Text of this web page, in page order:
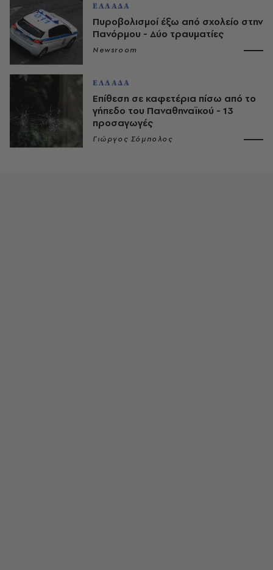
ΕΛΛΑΔΑ
Πυροβολισμοί έξω από σχολείο στην
Πανόρμου - Δύο τραυματίες
Newsroom
ΕΛΛΑΔΑ
Επίθεση σε καφετέρια πίσω από το
γήπεδο του Παναθηναϊκού - 13
προσαγωγές
Γιώργος Σόμπολος